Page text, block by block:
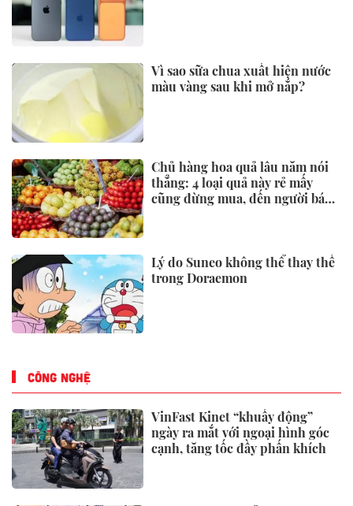
Vì sao sữa chua xuất hiện nước
màu vàng sau khi mở nắp?
Chủ hàng hoa quả lâu năm nói
thẳng: 4 loại quả này rẻ mấy
cũng đừng mua, đến người bán
Lý do Suneo không thể thay thế
trong Doraemon
CÔNG NGHỆ
VinFast Kinet “khuấy động”
ngày ra mắt với ngoại hình góc
cạnh, tăng tốc đầy phấn khích